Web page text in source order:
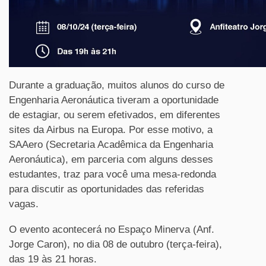
Durante a graduação, muitos alunos do curso de
Engenharia Aeronáutica tiveram a oportunidade
de estagiar, ou serem efetivados, em diferentes
sites da Airbus na Europa. Por esse motivo, a
SAAero (Secretaria Acadêmica da Engenharia
Aeronáutica), em parceria com alguns desses
estudantes, traz para você uma mesa-redonda
para discutir as oportunidades das referidas
vagas.
O evento acontecerá no Espaço Minerva (Anf.
Jorge Caron), no dia 08 de outubro (terça-feira),
das 19 às 21 horas.